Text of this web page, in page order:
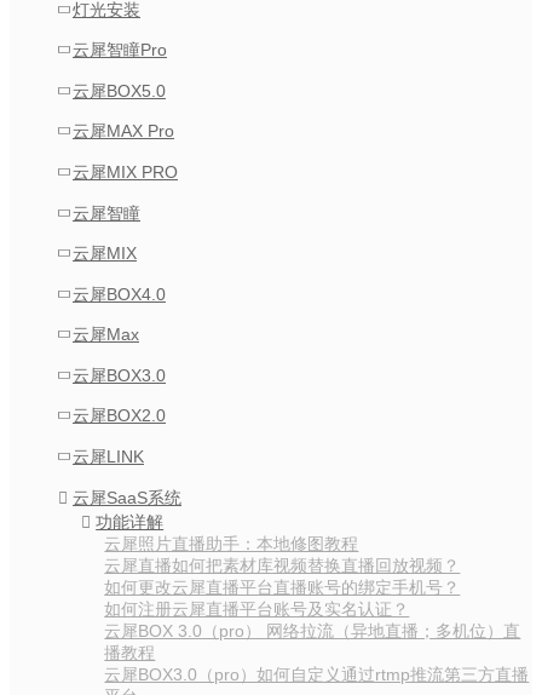
灯光安装
云犀智瞳Pro
云犀BOX5.0
云犀MAX Pro
云犀MIX PRO
云犀智瞳
云犀MIX
云犀BOX4.0
云犀Max
云犀BOX3.0
云犀BOX2.0
云犀LINK
云犀SaaS系统
功能详解
云犀照片直播助手：本地修图教程
云犀直播如何把素材库视频替换直播回放视频？
如何更改云犀直播平台直播账号的绑定手机号？
如何注册云犀直播平台账号及实名认证？
云犀BOX 3.0（pro） 网络拉流（异地直播；多机位）直
播教程
云犀BOX3.0（pro）如何自定义通过rtmp推流第三方直播